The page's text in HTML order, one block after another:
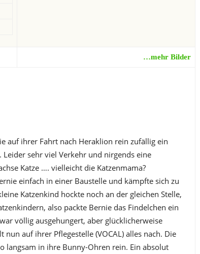
…mehr Bilder
auf ihrer Fahrt nach Heraklion rein zufällig ein
sehr viel Verkehr und nirgends eine
Katze …. vielleicht die Katzenmama?
einfach in einer Baustelle und kämpfte sich zu
Katzenkind hockte noch an der gleichen Stelle,
also packte Bernie das Findelchen ein
völlig ausgehungert, aber glücklicherweise
auf ihrer Pflegestelle (VOCAL) alles nach. Die
langsam in ihre Bunny-Ohren rein. Ein absolut